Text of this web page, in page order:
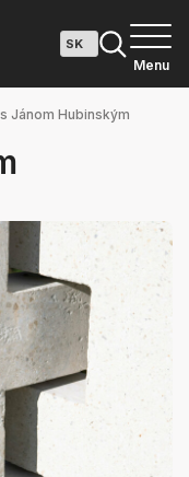
Menu
Jánom Hubinským